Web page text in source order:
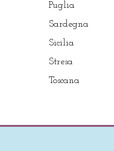
Puglia
Sardegna
Sicilia
Stresa
Toscana